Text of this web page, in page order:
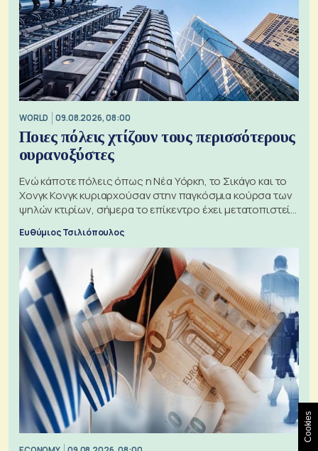
WORLD 09.08.2026, 08:00
Ποιες πόλεις χτίζουν τους περισσότερους
ουρανοξύστες
Ενώ κάποτε πόλεις όπως η Νέα Υόρκη, το Σικάγο και το
Χονγκ Κονγκ κυριαρχούσαν στην παγκόσμια κούρσα των
ψηλών κτιρίων, σήμερα το επίκεντρο έχει μετατοπιστεί
Ευθύμιος Τσιλιόπουλος
Cookies